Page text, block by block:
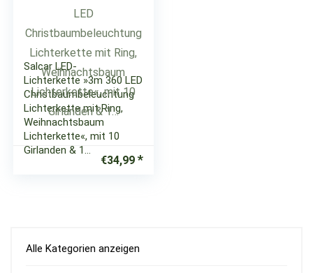
Salcar LED-
Lichterkette »3m 360 LED
Christbaumbeleuchtung
Lichterkette mit Ring,
Weihnachtsbaum
Lichterkette«, mit 10
Girlanden & 1…
€34,99
Alle Kategorien anzeigen